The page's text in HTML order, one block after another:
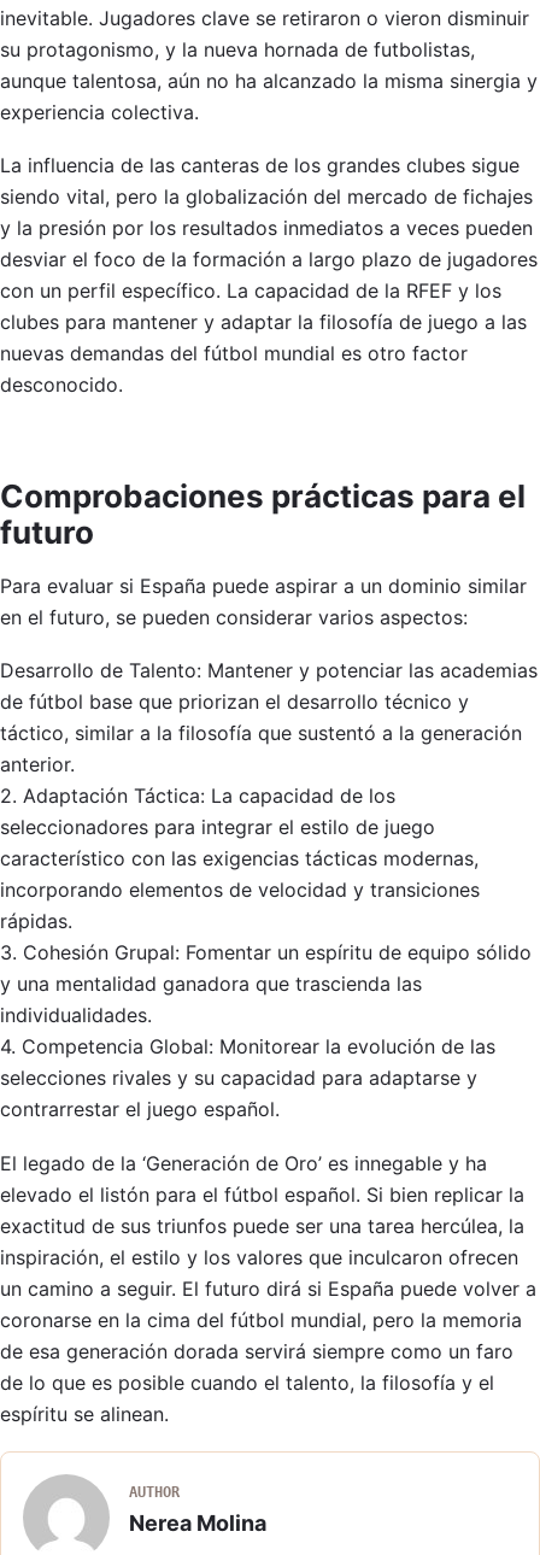
inevitable. Jugadores clave se retiraron o vieron disminuir
su protagonismo, y la nueva hornada de futbolistas,
aunque talentosa, aún no ha alcanzado la misma sinergia y
experiencia colectiva.
La influencia de las canteras de los grandes clubes sigue
siendo vital, pero la globalización del mercado de fichajes
y la presión por los resultados inmediatos a veces pueden
desviar el foco de la formación a largo plazo de jugadores
con un perfil específico. La capacidad de la RFEF y los
clubes para mantener y adaptar la filosofía de juego a las
nuevas demandas del fútbol mundial es otro factor
desconocido.
Comprobaciones prácticas para el
futuro
Para evaluar si España puede aspirar a un dominio similar
en el futuro, se pueden considerar varios aspectos:
Desarrollo de Talento: Mantener y potenciar las academias
de fútbol base que priorizan el desarrollo técnico y
táctico, similar a la filosofía que sustentó a la generación
anterior.
2. Adaptación Táctica: La capacidad de los
seleccionadores para integrar el estilo de juego
característico con las exigencias tácticas modernas,
incorporando elementos de velocidad y transiciones
rápidas.
3. Cohesión Grupal: Fomentar un espíritu de equipo sólido
y una mentalidad ganadora que trascienda las
individualidades.
4. Competencia Global: Monitorear la evolución de las
selecciones rivales y su capacidad para adaptarse y
contrarrestar el juego español.
El legado de la ‘Generación de Oro’ es innegable y ha
elevado el listón para el fútbol español. Si bien replicar la
exactitud de sus triunfos puede ser una tarea hercúlea, la
inspiración, el estilo y los valores que inculcaron ofrecen
un camino a seguir. El futuro dirá si España puede volver a
coronarse en la cima del fútbol mundial, pero la memoria
de esa generación dorada servirá siempre como un faro
de lo que es posible cuando el talento, la filosofía y el
espíritu se alinean.
AUTHOR
Nerea Molina